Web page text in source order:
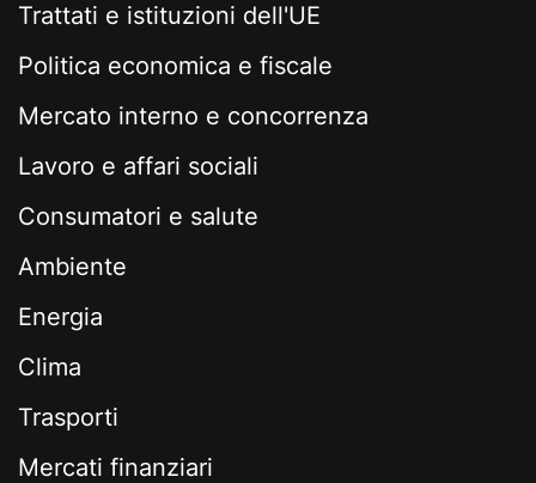
Trattati e istituzioni dell'UE
Politica economica e fiscale
Mercato interno e concorrenza
Lavoro e affari sociali
Consumatori e salute
Ambiente
Energia
Clima
Trasporti
Mercati finanziari